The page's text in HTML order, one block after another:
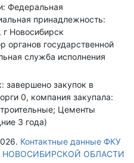
Федеральная
принадлежность:
Новосибирск
органов государственной
служба исполнения
завершено закупок в
0, компания закупала:
Цементы
3 года)
Контактные данные ФКУ
ОБЛАСТИ